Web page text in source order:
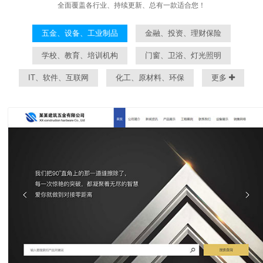
全面覆盖各行业、持续更新、总有一款适合您！
五金、设备、工业制品 金融、投资、理财保险
学校、教育、培训机构 门窗、卫浴、灯光照明
IT、软件、互联网 化工、原材料、环保 更多